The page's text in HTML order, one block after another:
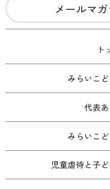
メールマ
ト
みらいこ
代表
みらいこ
児童虐待と子